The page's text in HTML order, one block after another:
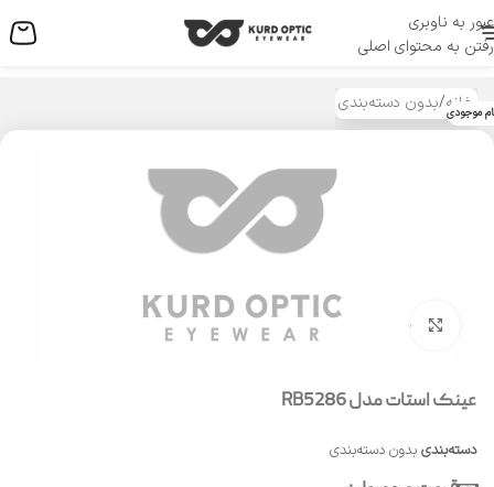
عبور به ناوبری
رفتن به محتوای اصلی
منو
خانه/بدون دسته‌بندی موجودی
بزرگنمایی تصویر
عینک استات مدل RB5286
دسته‌بندی بدون دسته‌بندی